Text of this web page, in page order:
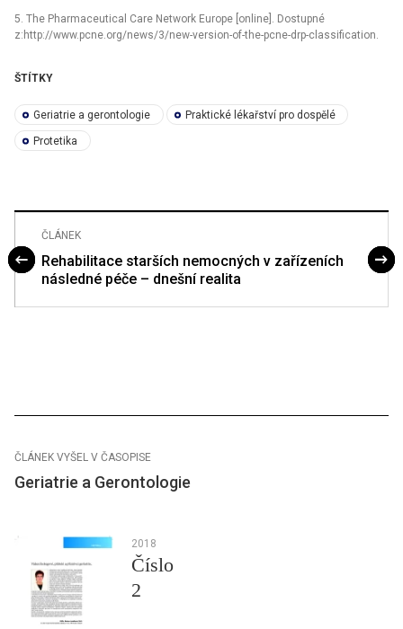
5. The Pharmaceutical Care Network Europe [online]. Dostupné
z:http://www.pcne.org/news/3/new-version-of-the-pcne-drp-classification.
ŠTÍTKY
Geriatrie a gerontologie Praktické lékařství pro dospělé
Protetika
ČLÁNEK
Rehabilitace starších nemocných v zařízeních
následné péče – dnešní realita
ČLÁNEK VYŠEL V ČASOPISE
Geriatrie a Gerontologie
2018
Číslo
2